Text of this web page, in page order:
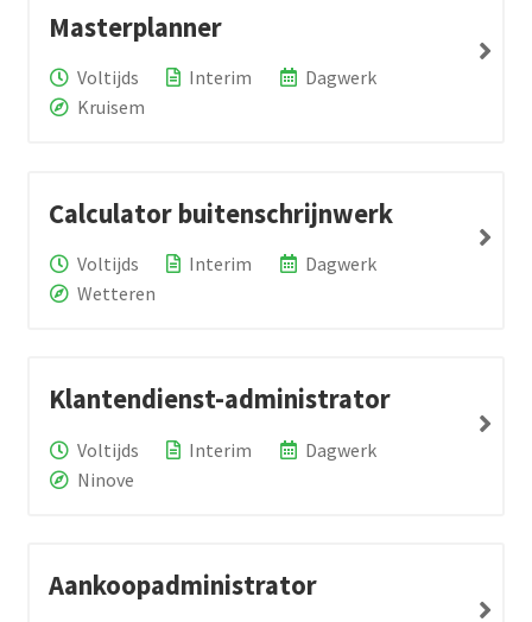
Masterplanner
Voltijds Interim
Dagwerk
Kruisem
Calculator buitenschrijnwerk
Voltijds Interim
Dagwerk
Wetteren
Klantendienst-administrator
Voltijds Interim
Dagwerk
Ninove
Aankoopadministrator